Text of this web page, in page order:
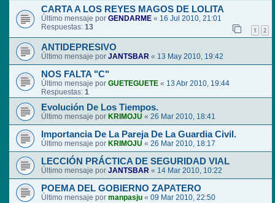
CARTA A LOS REYES MAGOS DE LOLITA
Último mensaje por GENDARME « 16 Jul 2010, 21:01
Respuestas: 13 1 2
ANTIDEPRESIVO
Último mensaje por JANTSBAR « 13 May 2010, 19:42
NOS FALTA "C"
Último mensaje por GUETEGUETE « 13 Abr 2010, 19:44
Respuestas: 1
Evolución De Los Tiempos.
Último mensaje por KRIMOJU « 26 Mar 2010, 18:41
Importancia De La Pareja De La Guardia Civil.
Último mensaje por KRIMOJU « 26 Mar 2010, 18:17
LECCIÓN PRÁCTICA DE SEGURIDAD VIAL
Último mensaje por JANTSBAR « 14 Mar 2010, 10:22
POEMA DEL GOBIERNO ZAPATERO
Último mensaje por manpasju « 09 Mar 2010, 22:50